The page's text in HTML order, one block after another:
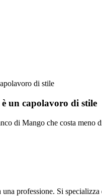
di stile
un capolavoro di stile
di Mango che costa meno
professione. Si